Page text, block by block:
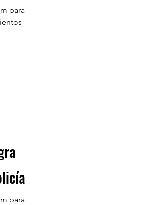
para
para